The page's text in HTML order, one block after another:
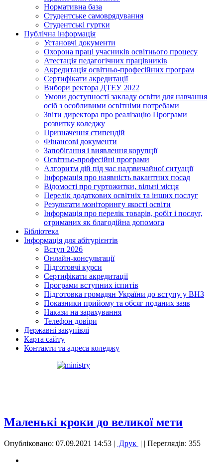
Нормативна база
Студентське самоврядування
Студентські гуртки
Публічна інформація
Установчі документи
Охорона праці учасників освітнього процесу
Атестація педагогічних працівників
Акредитація освітньо-професійних програм
Сертифікати акредитації
Вибори ректора ДТЕУ 2022
Умови доступності закладу освіти для навчання
осіб з особливими освітніми потребами
Звіти директора про реалізацію Програми
розвитку коледжу
Призначення стипендій
Фінансові документи
Запобігання і виявлення корупції
Освітньо-професійні програми
Алгоритм дій під час надзвичайної ситуації
Інформація про наявність вакантних посад
Відомості про гуртожитки, вільні місця
Перелік додаткових освітніх та інших послуг
Результати моніторингу якості освіти
Інформація про перелік товарів, робіт і послуг,
отриманих як благодійна допомога
Бібліотека
Інформація для абітурієнтів
Вступ 2026
Онлайн-консультації
Підготовчі курси
Сертифікати акредитації
Програми вступних іспитів
Підготовка громадян України до вступу у ВНЗ
Показники прийому та обсяг поданих заяв
Накази на зарахування
Телефон довіри
Державні закупівлі
Карта сайту
Контакти та адреса коледжу
Маленькі кроки до великої мети
Опубліковано: 07.09.2021 14:53 | Друк | | Переглядів: 355